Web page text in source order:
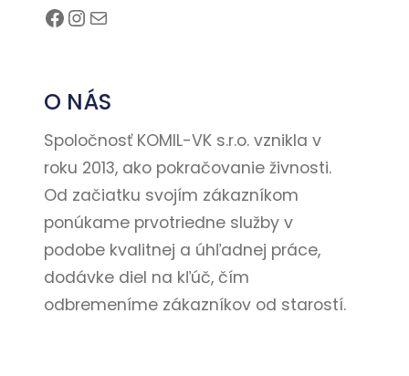
Facebook InstagramE-mail
O NÁS
Spoločnosť KOMIL-VK s.r.o. vznikla v
roku 2013, ako pokračovanie živnosti.
Od začiatku svojím zákazníkom
ponúkame prvotriedne služby v
podobe kvalitnej a úhľadnej práce,
dodávke diel na kľúč, čím
odbremeníme zákazníkov od starostí.